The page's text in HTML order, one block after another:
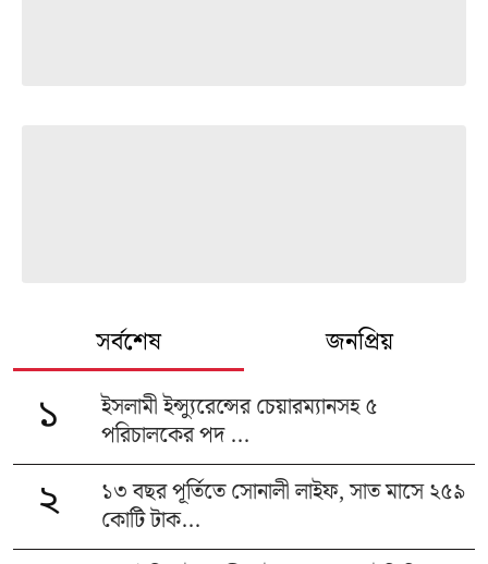
সর্বশেষ জনপ্রিয়
১
ইসলামী ইন্স্যুরেন্সের চেয়ারম্যানসহ ৫
পরিচালকের পদ ...
২
১৩ বছর পূর্তিতে সোনালী লাইফ, সাত মাসে ২৫৯
কোটি টাক...